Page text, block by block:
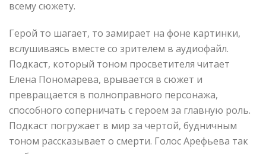
всему сюжету.
Герой то шагает, то замирает на фоне картинки,
вслушиваясь вместе со зрителем в аудиофайл.
Подкаст, который тоном просветителя читает
Елена Пономарева, врывается в сюжет и
превращается в полноправного персонажа,
способного соперничать с героем за главную роль.
Подкаст погружает в мир за чертой, будничным
тоном рассказывает о смерти. Голос Арефьева так